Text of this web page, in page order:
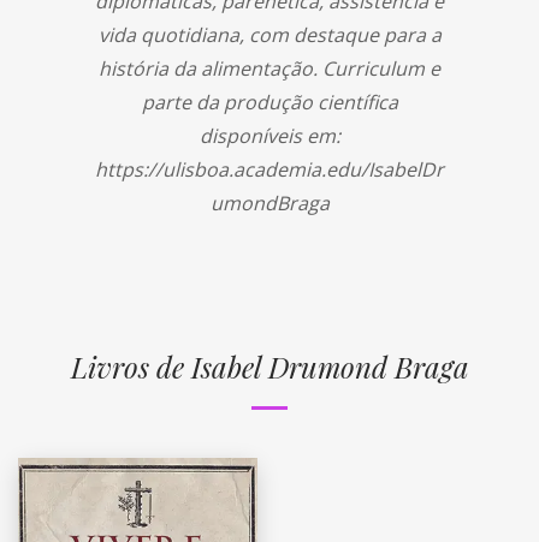
vida quotidiana, com destaque para a
história da alimentação. Curriculum e
parte da produção científica
disponíveis em:
https://ulisboa.academia.edu/IsabelDr
umondBraga
Livros de Isabel Drumond Braga